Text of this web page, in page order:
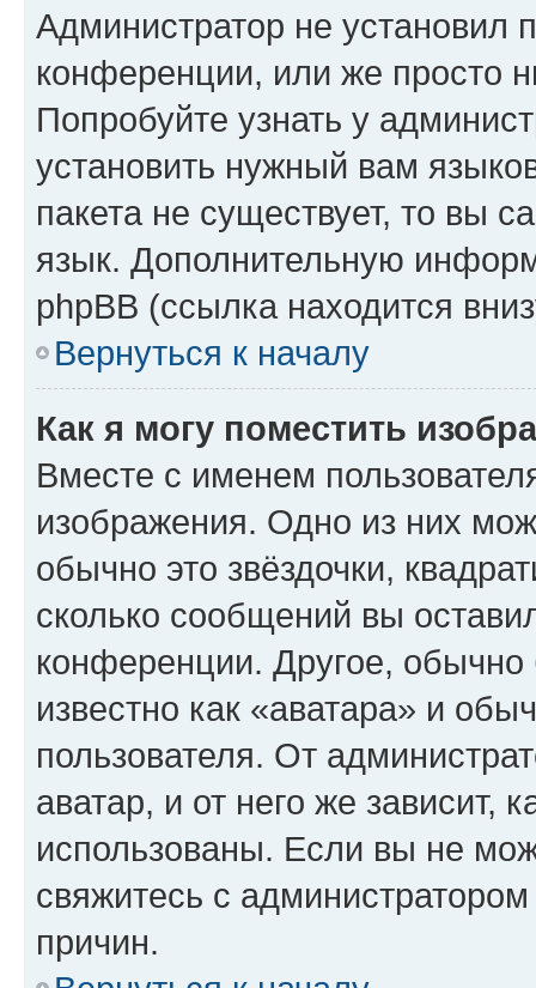
Администратор не установил
конференции, или же просто
Попробуйте узнать у
установить нужный вам
пакета не существует, то вы
язык. Дополнительную
phpBB (ссылка находится
Вернуться к началу
Как я могу поместить
Вместе с именем
изображения. Одно из них
обычно это звёздочки,
сколько сообщений вы
конференции. Другое,
известно как «аватара» и
пользователя. От
аватар, и от него же зависит,
использованы. Если вы не
свяжитесь с
причин.